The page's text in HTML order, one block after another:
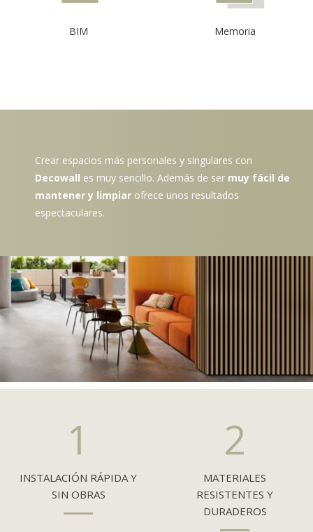
BIM Memoria
Crear espacios más personales y singulares con
Decowall es muy sencillo. Además de ser muy fácil de
mantener y limpiar ofrece unos resultados
espectaculares.
1
INSTALACIÓN RÁPIDA Y
SIN OBRAS
2
MATERIALES
RESISTENTES Y
DURADEROS